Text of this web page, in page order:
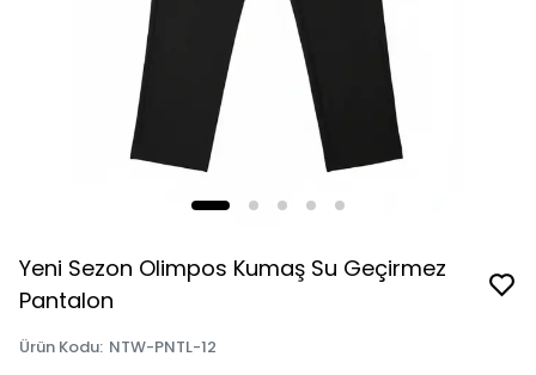
Yeni Sezon Olimpos Kumaş Su Geçirmez
Pantalon
Ürün Kodu: NTW-PNTL-12